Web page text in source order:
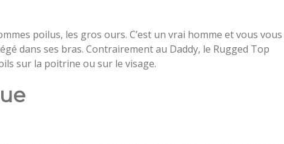
poilus, les gros ours. C’est un vrai homme et vous vous
dans ses bras. Contrairement au Daddy, le Rugged Top
sur la poitrine ou sur le visage.